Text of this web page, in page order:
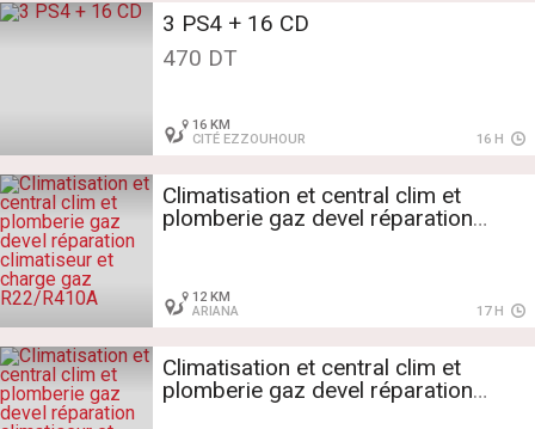
3 PS4 + 16 CD
470 DT
16 KM
CITÉ EZZOUHOUR
16 H
Climatisation et central clim et
plomberie gaz devel réparation
12 KM
ARIANA
17 H
Climatisation et central clim et
plomberie gaz devel réparation